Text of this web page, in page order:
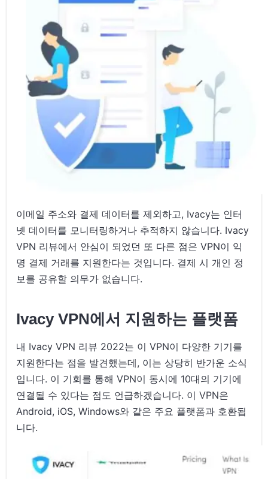
이메일 주소와 결제 데이터를 제외하고, Ivacy는 인터
넷 데이터를 모니터링하거나 추적하지 않습니다. Ivacy
VPN 리뷰에서 안심이 되었던 또 다른 점은 VPN이 익
명 결제 거래를 지원한다는 것입니다. 결제 시 개인 정
보를 공유할 의무가 없습니다.
Ivacy VPN에서 지원하는 플랫폼
내 Ivacy VPN 리뷰 2022는 이 VPN이 다양한 기기를
지원한다는 점을 발견했는데, 이는 상당히 반가운 소식
입니다. 이 기회를 통해 VPN이 동시에 10대의 기기에
연결될 수 있다는 점도 언급하겠습니다. 이 VPN은
Android, iOS, Windows와 같은 주요 플랫폼과 호환됩
니다.